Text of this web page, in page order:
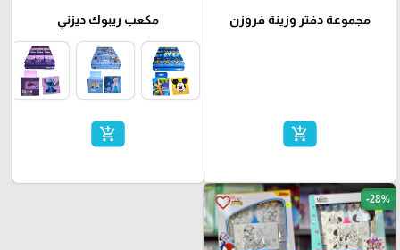
مجموعة دفتر وزينة فروزن
add_shopping_cart
مكعب ريبوك ديزني
add_shopping_cart
favorite_border -28%